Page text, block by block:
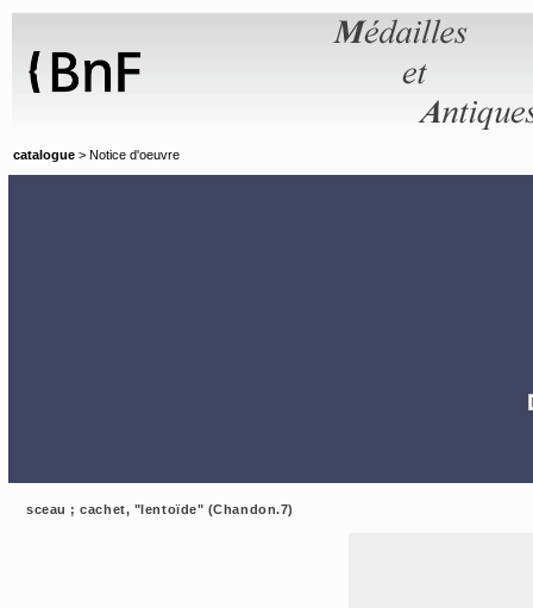
catalogue > Notice d'oeuvre
sceau ; cachet, "lentoïde" (Chandon.7)